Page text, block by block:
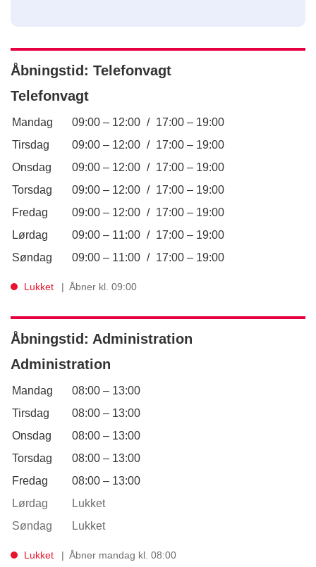
Åbningstid: Telefonvagt
Telefonvagt
Mandag 09:00 – 12:00 / 17:00 – 19:00
Tirsdag
09:00 – 12:00 / 17:00 – 19:00
Onsdag
09:00 – 12:00 / 17:00 – 19:00
Torsdag
09:00 – 12:00 / 17:00 – 19:00
Fredag
09:00 – 12:00 / 17:00 – 19:00
Lørdag
09:00 – 11:00 / 17:00 – 19:00
Søndag
09:00 – 11:00 / 17:00 – 19:00
Lukket Åbner kl. 09:00
Åbningstid: Administration
Administration
Mandag 08:00 – 13:00
Tirsdag
08:00 – 13:00
Onsdag
08:00 – 13:00
Torsdag
08:00 – 13:00
Fredag
08:00 – 13:00
Lørdag
Lukket
Søndag
Lukket
Lukket Åbner mandag kl. 08:00